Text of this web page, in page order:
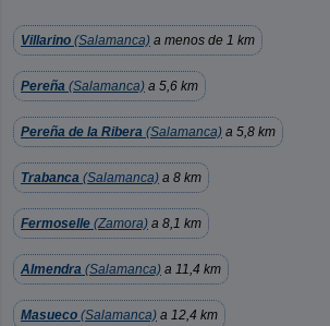
Villarino (Salamanca) a menos de 1 km
Pereña (Salamanca) a 5,6 km
Pereña de la Ribera (Salamanca) a 5,8 km
Trabanca (Salamanca) a 8 km
Fermoselle (Zamora) a 8,1 km
Almendra (Salamanca) a 11,4 km
Masueco (Salamanca) a 12,4 km